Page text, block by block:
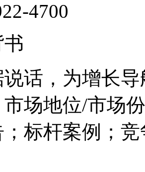
4700
说话，为增长导
场地位/市场
标杆案例；